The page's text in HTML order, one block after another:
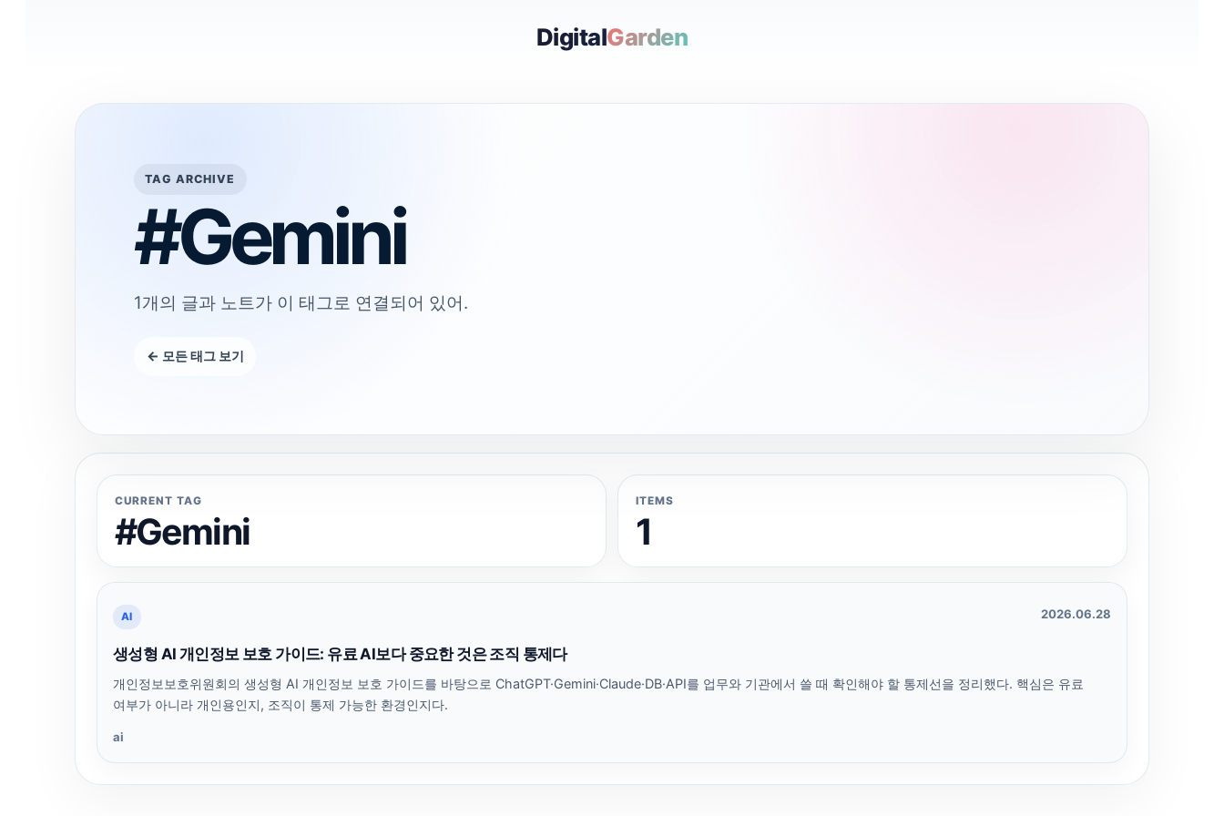
DigitalGarden
TAG ARCHIVE
#Gemini
1개의 글과 노트가 이 태그로 연결되어 있어.
← 모든 태그 보기
CURRENT TAG
#Gemini
ITEMS
1
AI 2026.06.28
생성형 AI 개인정보 보호 가이드: 유료 AI보다 중요한 것은 조직 통제다
개인정보보호위원회의 생성형 AI 개인정보 보호 가이드를 바탕으로 ChatGPT·Gemini·Claude·DB·API를 업무와 기관에서 쓸 때 확인해야 할 통제선을 정리했다. 핵심은 유료
여부가 아니라 개인용인지, 조직이 통제 가능한 환경인지다.
ai